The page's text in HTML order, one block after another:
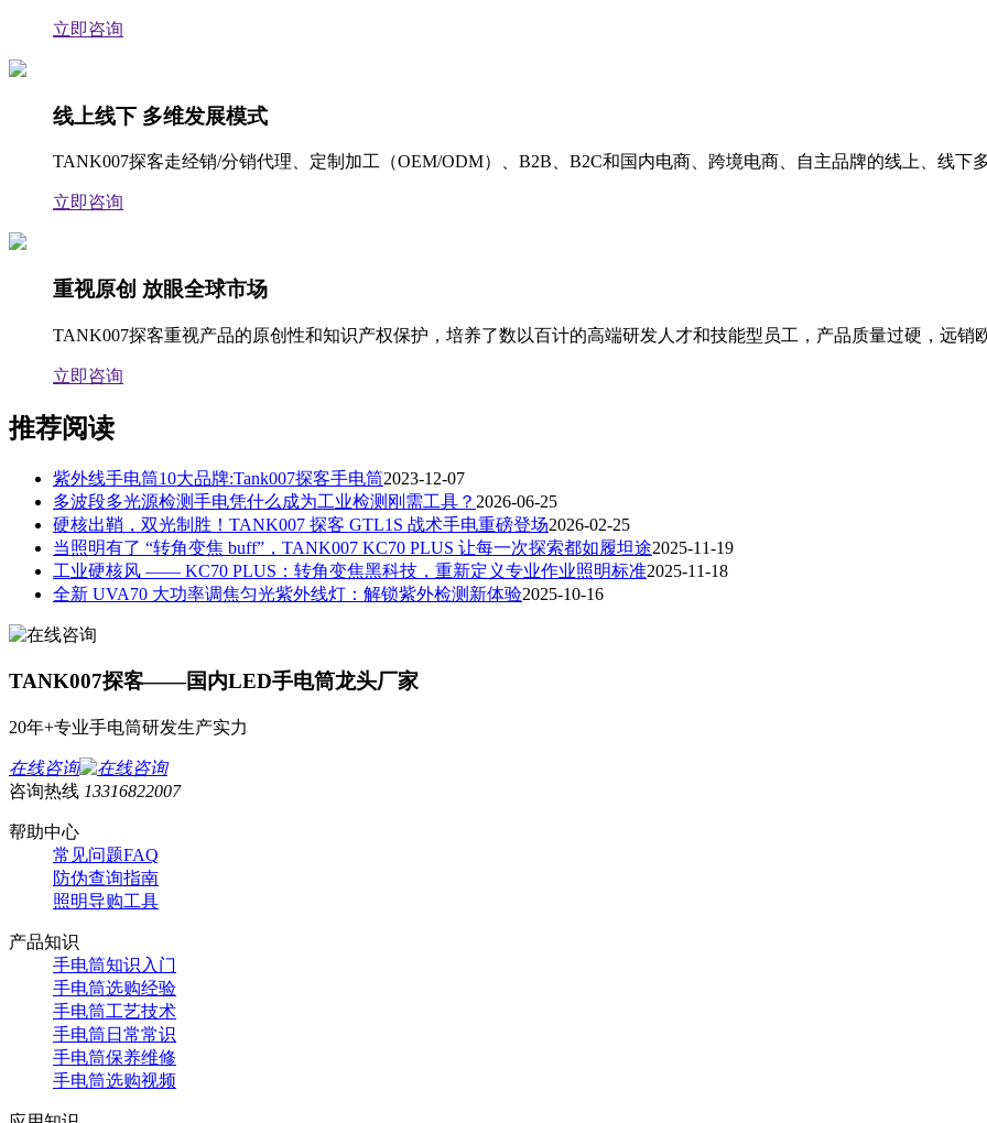
立即咨询
线上线下 多维发展模式
TANK007探客走经销/分销代理、定制加工（OEM/ODM）、B2B、B2C和国内电商、跨境电商、自主品牌的线上、线
立即咨询
重视原创 放眼全球市场
TANK007探客重视产品的原创性和知识产权保护，培养了数以百计的高端研发人才和技能型员工，产品质量过硬，远
立即咨询
推荐阅读
紫外线手电筒10大品牌:Tank007探客手电筒2023-12-07
多波段多光源检测手电凭什么成为工业检测刚需工具？ 2026-06-25
硬核出鞘，双光制胜！TANK007 探客 GTL1S 战术手电重磅登场2026-02-25
当照明有了 “转角变焦 buff”，TANK007 KC70 PLUS 让每一次探索都如履坦途2025-11-19
工业硬核风 —— KC70 PLUS：转角变焦黑科技，重新定义专业作业照明标准2025-11-18
全新 UVA70 大功率调焦匀光紫外线灯：解锁紫外检测新体验2025-10-16
TANK007探客——国内LED手电筒龙头厂家
20年+专业手电筒研发生产实力
在线咨询
咨询热线 13316822007
帮助中心
常见问题FAQ
防伪查询指南
照明导购工具
产品知识
手电筒知识入门
手电筒选购经验
手电筒工艺技术
手电筒日常常识
手电筒保养维修
手电筒选购视频